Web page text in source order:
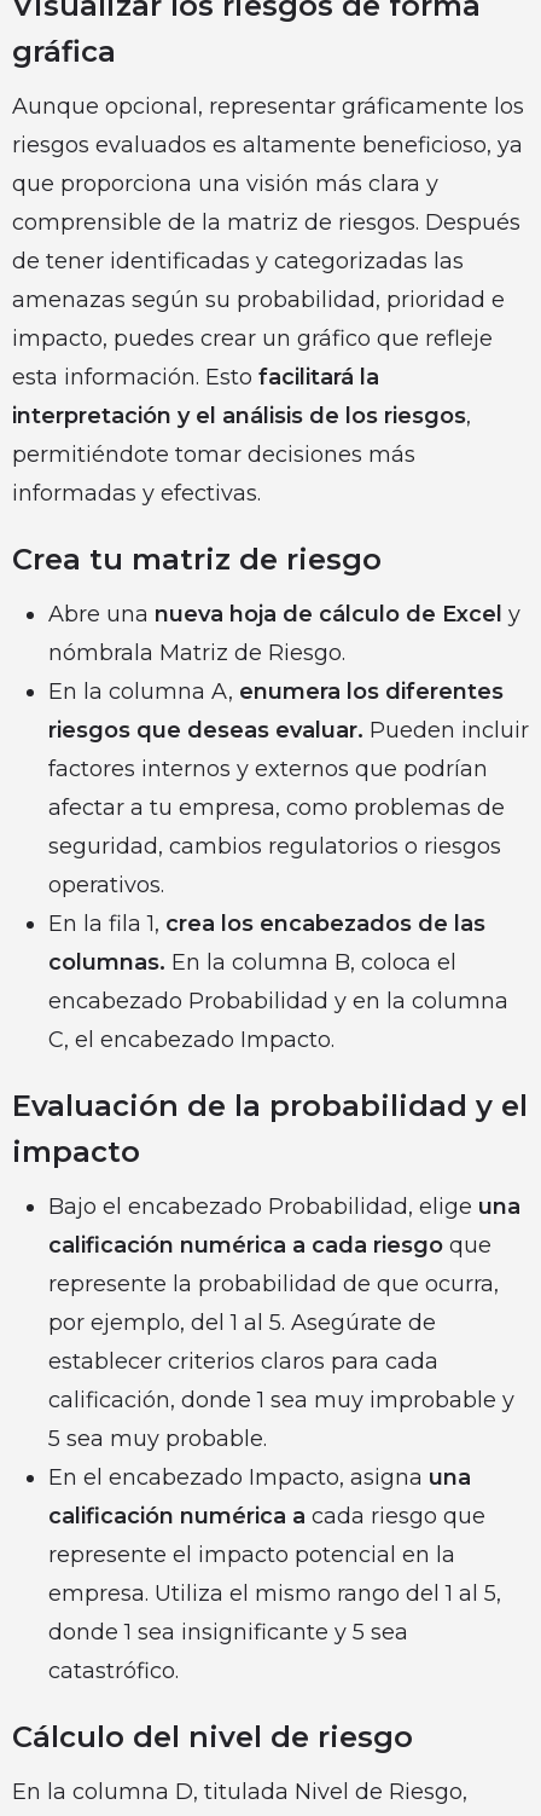
gráfica
Aunque opcional, representar gráficamente los
riesgos evaluados es altamente beneficioso, ya
que proporciona una visión más clara y
comprensible de la matriz de riesgos. Después
de tener identificadas y categorizadas las
amenazas según su probabilidad, prioridad e
impacto, puedes crear un gráfico que refleje
esta información. Esto facilitará la
interpretación y el análisis de los riesgos,
permitiéndote tomar decisiones más
informadas y efectivas.
Crea tu matriz de riesgo
Abre una nueva hoja de cálculo de Excel y
nómbrala Matriz de Riesgo.
En la columna A, enumera los diferentes
riesgos que deseas evaluar. Pueden incluir
factores internos y externos que podrían
afectar a tu empresa, como problemas de
seguridad, cambios regulatorios o riesgos
operativos.
En la fila 1, crea los encabezados de las
columnas. En la columna B, coloca el
encabezado Probabilidad y en la columna
C, el encabezado Impacto.
Evaluación de la probabilidad y el
impacto
Bajo el encabezado Probabilidad, elige una
calificación numérica a cada riesgo que
represente la probabilidad de que ocurra,
por ejemplo, del 1 al 5. Asegúrate de
establecer criterios claros para cada
calificación, donde 1 sea muy improbable y
5 sea muy probable.
En el encabezado Impacto, asigna una
calificación numérica a cada riesgo que
represente el impacto potencial en la
empresa. Utiliza el mismo rango del 1 al 5,
donde 1 sea insignificante y 5 sea
catastrófico.
Cálculo del nivel de riesgo
En la columna D, titulada Nivel de Riesgo,